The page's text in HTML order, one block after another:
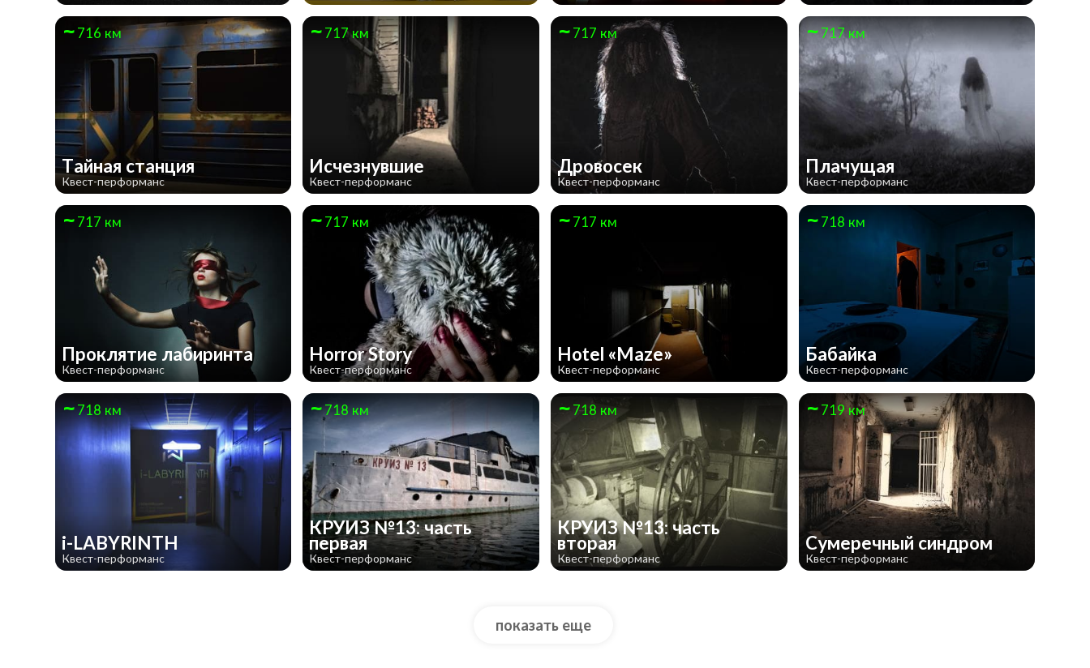
716 км
Тайная станция
Квест-перформанс
717 км
Исчезнувшие
Квест-перформанс
717 км
Дровосек
Квест-перформанс
717 км
Плачущая
Квест-перформанс
717 км
Проклятие лабиринта
Квест-перформанс
717 км
Horror Story
Квест-перформанс
717 км
Hotel «Maze»
Квест-перформанс
718 км
Бабайка
Квест-перформанс
718 км
i-LABYRINTH
Квест-перформанс
718 км
КРУИЗ №13: часть
первая
Квест-перформанс
718 км
КРУИЗ №13: часть
вторая
Квест-перформанс
719 км
Сумеречный синдром
Квест-перформанс
показать еще